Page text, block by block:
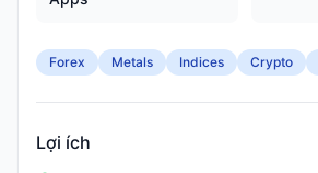
Forex Metals Indices Crypto
Lợi ích